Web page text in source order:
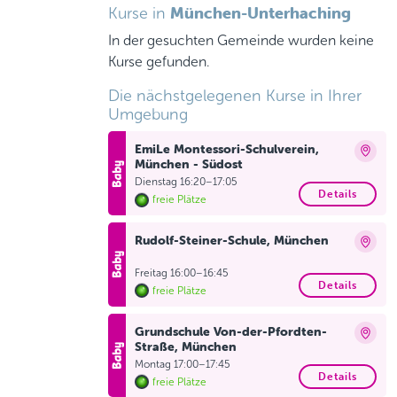
Kurse in München-Unterhaching
In der gesuchten Gemeinde wurden keine
Kurse gefunden.
Die nächstgelegenen Kurse in Ihrer
Umgebung
EmiLe Montessori-Schulverein,
München - Südost
Dienstag 16:20–17:05
freie Plätze
Details
Rudolf-Steiner-Schule, München
Freitag 16:00–16:45
freie Plätze
Details
Grundschule Von-der-Pfordten-
Straße, München
Montag 17:00–17:45
freie Plätze
Details